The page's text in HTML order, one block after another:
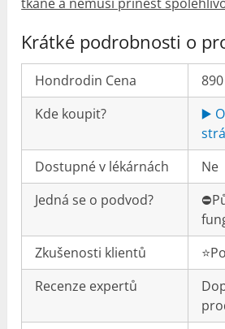
Krátké podrobnosti o
Hondrodin Cena
Kde koupit?
▶️
Dostupné v lékárnách
Ne
Jedná se o podvod?
Zkušenosti klientů
Recenze expertů